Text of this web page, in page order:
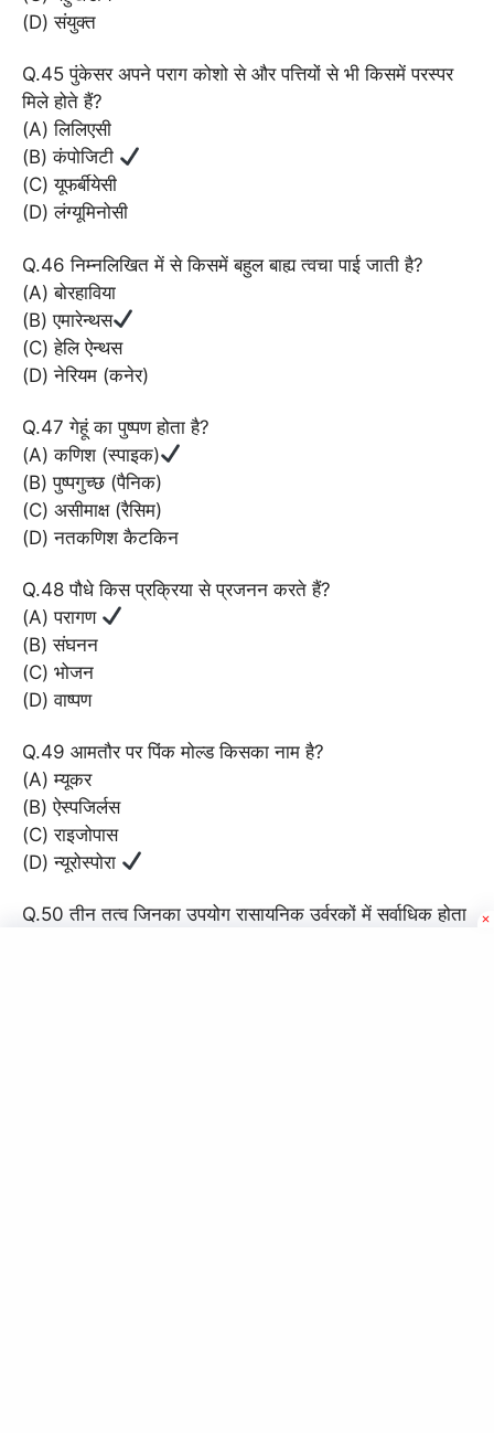
(D) संयुक्त
Q.45 पुंकेसर अपने पराग कोशो से और पत्तियों से भी किसमें परस्पर
मिले होते हैं?
(A) लिलिएसी
(B) कंपोजिटी
(C) यूफर्बीयेसी
(D) लंग्यूमिनोसी
Q.46 निम्नलिखित में से किसमें बहुल बाह्य त्वचा पाई जाती है?
(A) बोरहाविया
(B) एमारेन्थस
(C) हेलि ऐन्थस
(D) नेरियम (कनेर)
Q.47 गेहूं का पुष्पण होता है?
(A) कणिश (स्पाइक)
(B) पुष्पगुच्छ (पैनिक)
(C) असीमाक्ष (रैसिम)
(D) नतकणिश कैटकिन
Q.48 पौधे किस प्रक्रिया से प्रजनन करते हैं?
(A) परागण
(B) संघनन
(C) भोजन
(D) वाष्पण
Q.49 आमतौर पर पिंक मोल्ड किसका नाम है?
(A) म्यूकर
(B) ऐस्पजिर्लस
(C) राइजोपास
(D) न्यूरोस्पोरा
Q.50 तीन तत्व जिनका उपयोग रासायनिक उर्वरकों में सर्वाधिक होता